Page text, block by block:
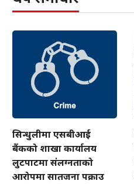
सिन्धुलीमा एसबीआई
बैंकको शाखा कार्यालय
लुटपाटमा संलग्नताको
आरोपमा सातजना पक्राउ